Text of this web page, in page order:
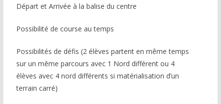
Départ et Arrivée à la balise du centre
Possibilité de course au temps
Possibilités de défis (2 élèves partent en même temps
sur un même parcours avec 1 Nord différent ou 4
élèves avec 4 nord différents si matérialisation d’un
terrain carré)